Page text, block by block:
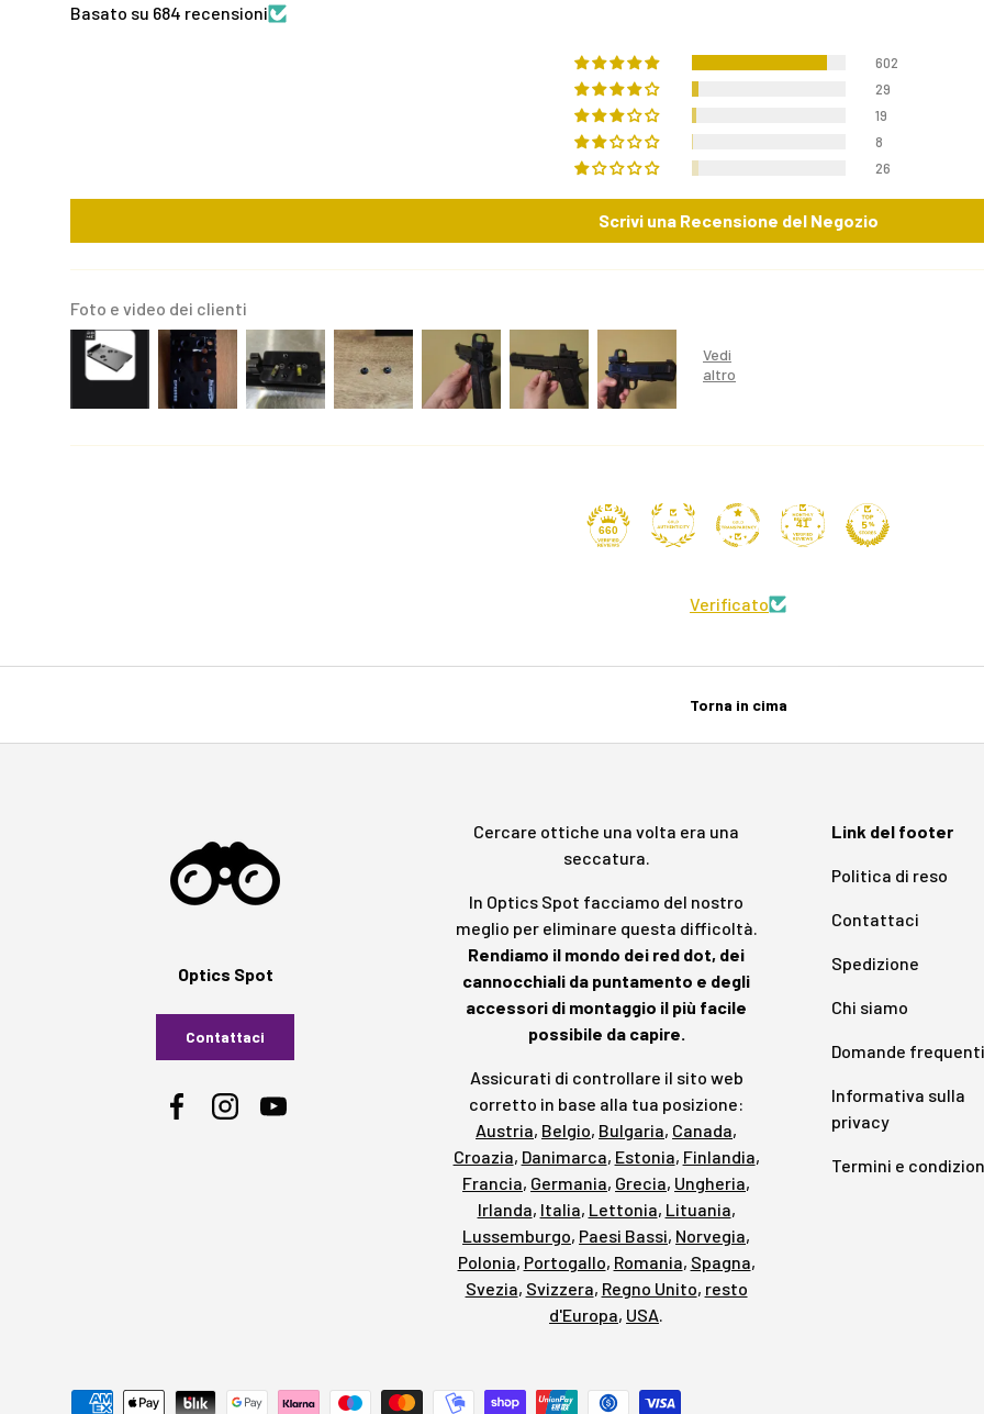
Basato su 684 recensioni
602
29
19
8
26
Scrivi una Recensione del Negozio
Foto e video dei clienti
660
41
Verificato
Torna in cima
Optics Spot
Contattaci
FacebookInstagramYouTube
Cercare ottiche una volta era una
seccatura.
In Optics Spot facciamo del nostro
meglio per eliminare questa difficoltà.
Rendiamo il mondo dei red dot, dei
cannocchiali da puntamento e degli
accessori di montaggio il più facile
possibile da capire.
Assicurati di controllare il sito web
corretto in base alla tua posizione:
Austria, Belgio, Bulgaria, Canada,
Croazia, Danimarca, Estonia, Finlandia,
Francia, Germania, Grecia, Ungheria,
Irlanda, Italia, Lettonia, Lituania,
Lussemburgo, Paesi Bassi, Norvegia,
Polonia, Portogallo, Romania, Spagna,
Svezia, Svizzera, Regno Unito, resto
d'Europa, USA.
Link del footer
Politica di reso
Contattaci
Spedizione
Chi siamo
Domande
Informativa sulla
privacy
Termini e
Metodi di pagamento accettati